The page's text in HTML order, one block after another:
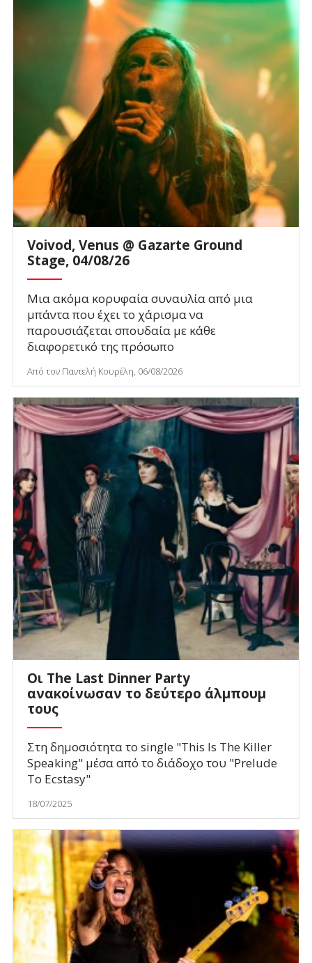
Voivod, Venus @ Gazarte Ground
Stage, 04/08/26
Μια ακόμα κορυφαία συναυλία από μια
μπάντα που έχει το χάρισμα να
παρουσιάζεται σπουδαία με κάθε
διαφορετικό της πρόσωπο
Από τον Παντελή Κουρέλη, 06/08/2026
Οι The Last Dinner Party
ανακοίνωσαν το δεύτερο άλμπουμ
τους
Στη δημοσιότητα το single "This Is The Killer
Speaking" μέσα από το διάδοχο του "Prelude
To Ecstasy"
18/07/2025